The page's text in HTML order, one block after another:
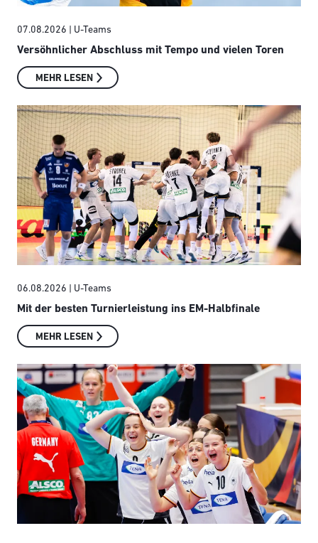
07.08.2026 | U-Teams
Versöhnlicher Abschluss mit Tempo und vielen Toren
MEHR LESEN
06.08.2026 | U-Teams
Mit der besten Turnierleistung ins EM-Halbfinale
MEHR LESEN